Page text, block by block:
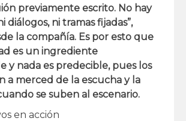
previamente escrito. No hay
diálogos, ni tramas fijadas”,
la compañía. Es por esto que
es un ingrediente
y nada es predecible, pues los
a merced de la escucha y la
se suben al escenario.
en acción